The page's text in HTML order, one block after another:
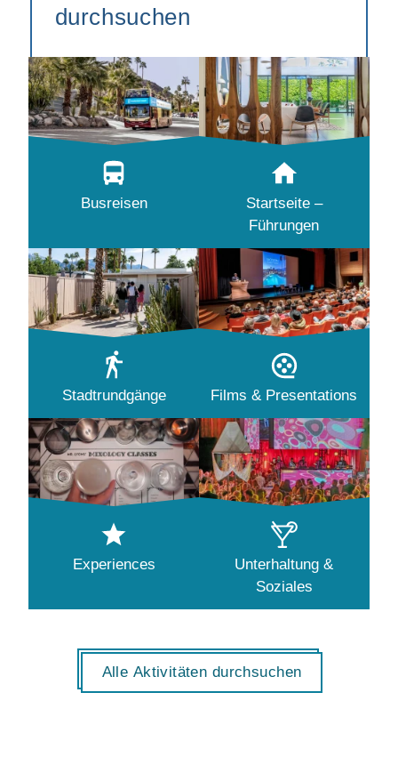
durchsuchen
Busreisen
Startseite –
Führungen
Stadtrundgänge Films & Presentations
Experiences
Unterhaltung &
Soziales
Alle Aktivitäten durchsuchen